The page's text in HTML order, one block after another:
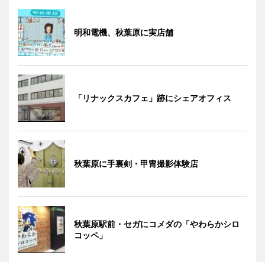
明和電機、秋葉原に実店舗
「リナックスカフェ」跡にシェアオフィス
秋葉原に手裏剣・甲冑撮影体験店
秋葉原駅前・セガにコメダの「やわらかシロ
コッペ」